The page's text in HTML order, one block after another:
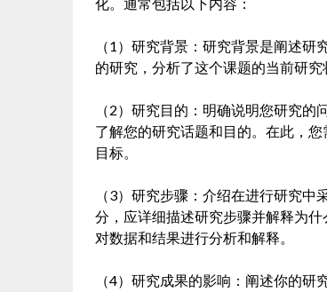
（1）研究背景：研究背景是阐述
的研究，分析了这个课题的当前研
（2）研究目的：明确说明您研究
了解您的研究话题和目的。在此，
目标。
（3）研究步骤：介绍在进行研究
分，应详细描述研究步骤并解释为
对数据和结果进行分析和解释。
（4）研究成果的影响：阐述你的